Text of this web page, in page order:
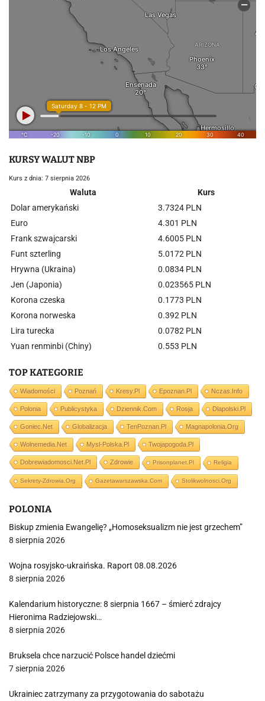
KURSY WALUT NBP
Kurs z dnia: 7 sierpnia 2026
Waluta
Kurs
Dolar amerykański
3.7324 PLN
Euro
4.301 PLN
Frank szwajcarski
4.6005 PLN
Funt szterling
5.0172 PLN
Hrywna (Ukraina)
0.0834 PLN
Jen (Japonia)
0.023565 PLN
Korona czeska
0.1773 PLN
Korona norweska
0.392 PLN
Lira turecka
0.0782 PLN
Yuan renminbi (Chiny)
0.553 PLN
TOP KATEGORIE
Wiadomości Poznań Kresy.pl Epoznan.pl Nczas.info
Polonia Publicystyka Dziennik.com Rosja Dlapolski.pl
Goniec.net Globalizacja TenPoznan.pl Magnapolonia.org
Wolnemedia.net Mysl-Polska.pl Twojapogoda.pl
Dobrewiadomosci.net.pl Zdrowie Prisonplanet.pl Religia
Sekrety-Zdrowia.org Gazetawarszawska.com Stolikwolnosci.org
POLONIA
Biskup zmienia Ewangelię? „Homoseksualizm nie jest grzechem”
8 sierpnia 2026
Wojna rosyjsko-ukraińska. Raport 08.08.2026
8 sierpnia 2026
Kalendarium historyczne: 8 sierpnia 1667 – śmierć zdrajcy
Hieronima Radziejowski…
8 sierpnia 2026
Bruksela chce narzucić Polsce handel dziećmi
7 sierpnia 2026
Ukrainiec zatrzymany za przygotowania do sabotażu